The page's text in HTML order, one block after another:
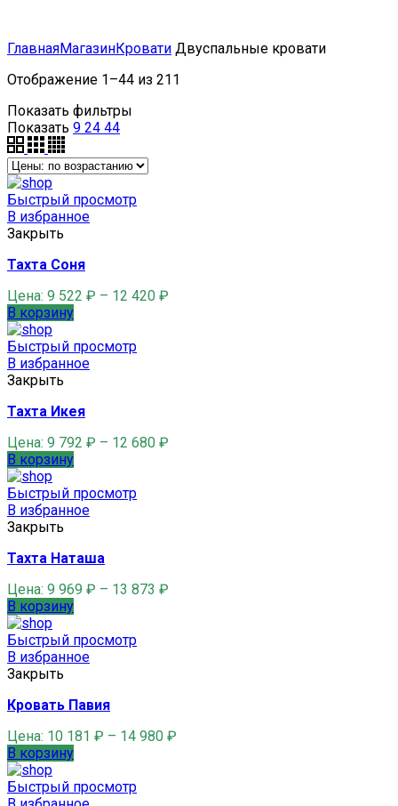
ГлавнаяМагазинКровати Двуспальные кровати
Отображение 1–44 из 211
Показать фильтры
Показать 9 24 44
Быстрый просмотр
В избранное
Закрыть
Тахта Соня
Цена: 9 522 ₽ – 12 420 ₽
В корзину
Быстрый просмотр
В избранное
Закрыть
Тахта Икея
Цена: 9 792 ₽ – 12 680 ₽
В корзину
Быстрый просмотр
В избранное
Закрыть
Тахта Наташа
Цена: 9 969 ₽ – 13 873 ₽
В корзину
Быстрый просмотр
В избранное
Закрыть
Кровать Павия
Цена: 10 181 ₽ – 14 980 ₽
В корзину
Быстрый просмотр